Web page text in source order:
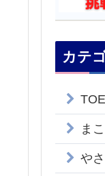
カテ
ま
や